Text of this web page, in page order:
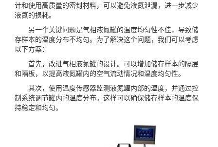
计和使用高质量的密封材料，可以避免液氮泄漏，进一步减少
液氮的损耗。
另一个关键问题是气相液氮罐的温度均匀性不佳，导致储
存样本的温度分布不均匀。为了解决这个问题，我们可以考虑
以下方案：
首先，改进气相液氮罐的设计。可以增加储存样本的隔层
和隔板，以提高液氮罐内的空气流动情况和温度均匀性。
其次，使用温度传感器监测液氮罐内部的温度，并通过控
制系统调节罐内的温度分布。这样可以确保储存样本的温度保
持稳定和均匀。